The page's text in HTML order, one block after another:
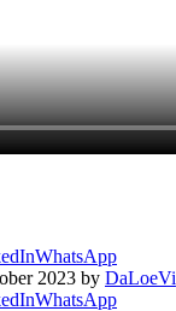
WhatsApp
2023 by DaLoeVi
WhatsApp